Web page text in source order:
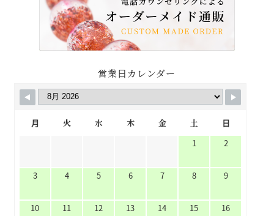
営業日カレンダー
月 火 水 木 金 土
日
1
2
3 4 5 6 7 8 9
10 11 12 13 14 15 16